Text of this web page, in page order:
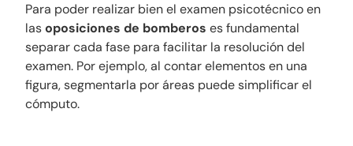
Para poder realizar bien el examen psicotécnico en
lasoposiciones de bomberoses fundamental
separar cada fase para facilitar la resolución del
examen. Por ejemplo, al contar elementos en una
figura, segmentarla por áreas puede simplificar el
cómputo.